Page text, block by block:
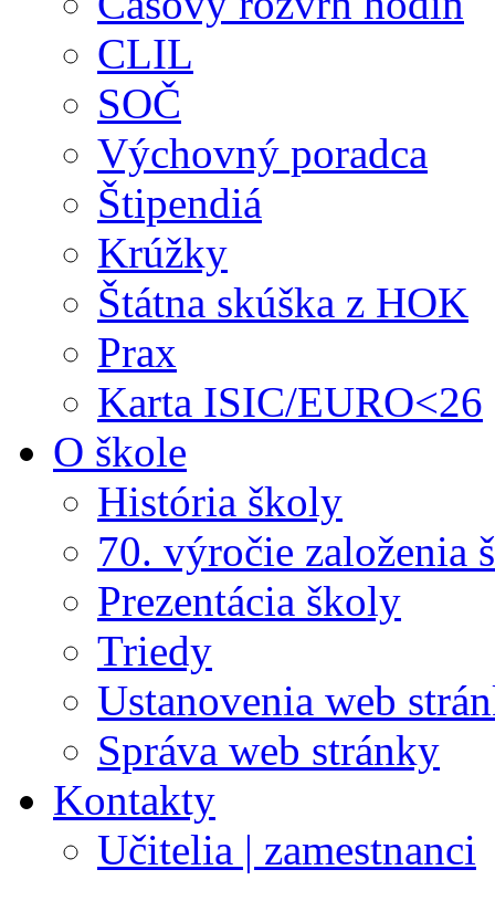
CLIL
SOČ
Výchovný poradca
Štipendiá
Krúžky
Štátna skúška z HOK
Prax
Karta ISIC/EURO<26
O škole
História školy
70. výročie založenia
Prezentácia školy
Triedy
Ustanovenia web
Správa web stránky
Kontakty
Učitelia | zamestnanci